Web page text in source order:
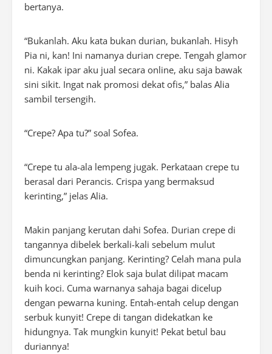
bertanya.
“Bukanlah. Aku kata bukan durian, bukanlah. Hisyh
Pia ni, kan! Ini namanya durian crepe. Tengah glamor
ni. Kakak ipar aku jual secara online, aku saja bawak
sini sikit. Ingat nak promosi dekat ofis,” balas Alia
sambil tersengih.
“Crepe? Apa tu?” soal Sofea.
“Crepe tu ala-ala lempeng jugak. Perkataan crepe tu
berasal dari Perancis. Crispa yang bermaksud
kerinting,” jelas Alia.
Makin panjang kerutan dahi Sofea. Durian crepe di
tangannya dibelek berkali-kali sebelum mulut
dimuncungkan panjang. Kerinting? Celah mana pula
benda ni kerinting? Elok saja bulat dilipat macam
kuih koci. Cuma warnanya sahaja bagai dicelup
dengan pewarna kuning. Entah-entah celup dengan
serbuk kunyit! Crepe di tangan didekatkan ke
hidungnya. Tak mungkin kunyit! Pekat betul bau
duriannya!